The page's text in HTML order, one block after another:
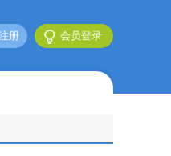
会员登录
册